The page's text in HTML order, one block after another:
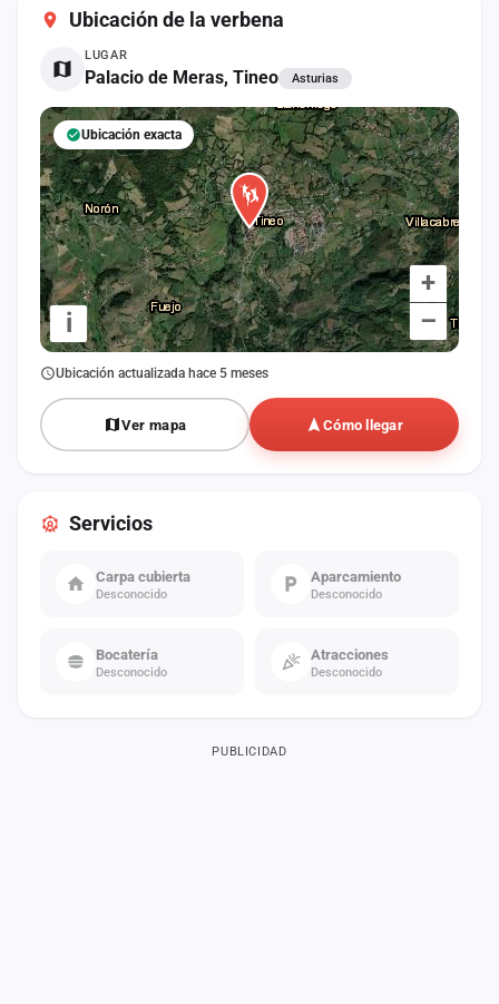
Ubicación de la verbena
LUGAR
Palacio de Meras, Tineo Asturias
+
–
i
Ubicación exacta
Ubicación actualizada hace 5 meses
Ver mapa Cómo llegar
Servicios
Carpa cubierta
Desconocido
Aparcamiento
Desconocido
Bocatería
Desconocido
Atracciones
Desconocido
PUBLICIDAD
Administración
Contacto